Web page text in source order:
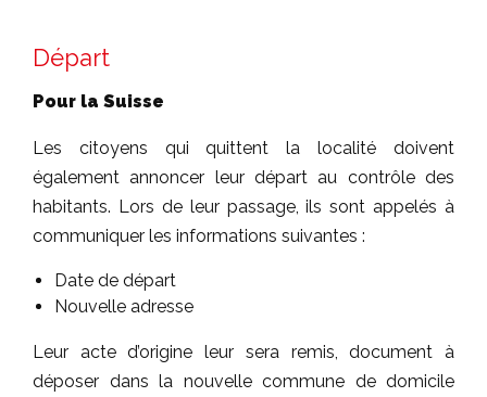
Départ
Pour la Suisse
Les citoyens qui quittent la localité doivent
également annoncer leur départ au contrôle des
habitants. Lors de leur passage, ils sont appelés à
communiquer les informations suivantes :
Date de départ
Nouvelle adresse
Leur acte d’origine leur sera remis, document à
déposer dans la nouvelle commune de domicile